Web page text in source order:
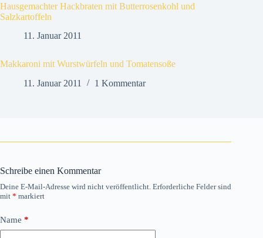
Hausgemachter Hackbraten mit Butterrosenkohl und
Salzkartoffeln
11. Januar 2011
Makkaroni mit Wurstwürfeln und Tomatensoße
11. Januar 2011
1 Kommentar
Schreibe einen Kommentar
Deine E-Mail-Adresse wird nicht veröffentlicht. Erforderliche Felder sind
mit * markiert
Name *